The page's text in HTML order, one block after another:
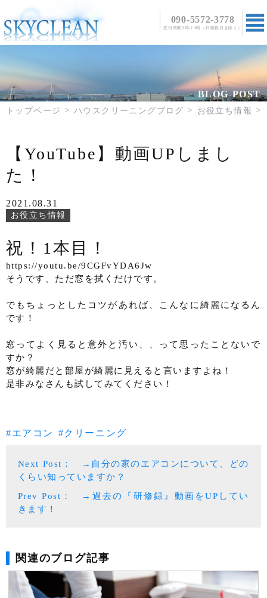
090-5572-3778
受付時間9時-19時（日曜祝日を除く）
トップページ ハウスクリーニングブログ お役立ち情報
BLOG POST
【YouTube】動画UPしまし
た！
2021.08.31
お役立ち情報
祝！1本目！
https://youtu.be/9CGFvYDA6Jw
そうです、ただ窓を拭くだけです。
でもちょっとしたコツがあれば、こんなに綺麗になるん
です！
窓ってよく見ると意外と汚い、、って思ったことないで
すか？
窓が綺麗だと部屋が綺麗に見えると言いますよね！
是非みなさんも試してみてください！
エアコン クリーニング
Next Post： →自分の家のエアコンについて、どの
くらい知っていますか？
Prev Post： →過去の『研修録』動画をUPしてい
きます！
関連のブログ記事
料金・メニュー
エアコンクリーニング
浴室クリーニング
洗面所・トイレクリーニング
よくある質問